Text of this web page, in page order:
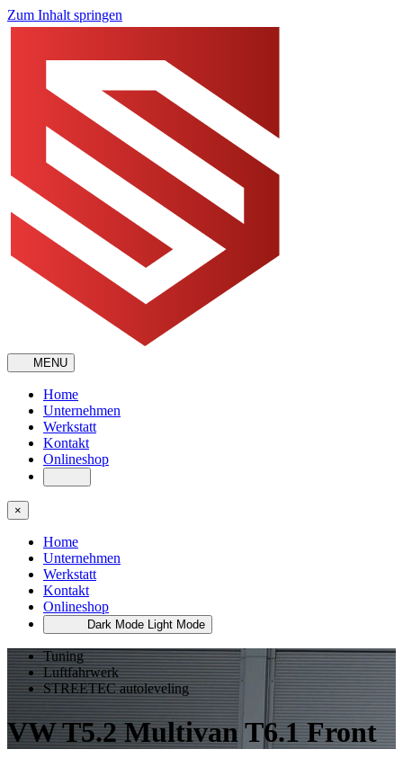
Zum Inhalt springen
MENU
Home
Unternehmen
Werkstatt
Kontakt
Onlineshop
×
Home
Unternehmen
Werkstatt
Kontakt
Onlineshop
Dark Mode Light Mode
Tuning
Luftfahrwerk
STREETEC autoleveling
VW T5.2 Multivan T6.1 Front